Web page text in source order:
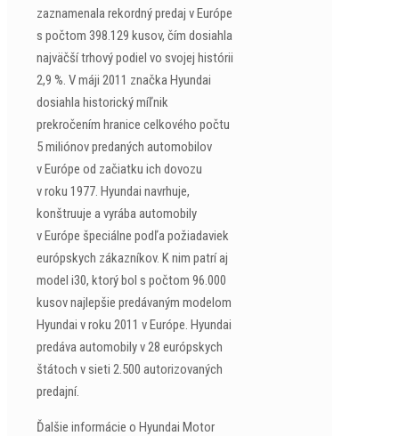
zaznamenala rekordný predaj v Európe
s počtom 398.129 kusov, čím dosiahla
najväčší trhový podiel vo svojej histórii
2,9 %. V máji 2011 značka Hyundai
dosiahla historický míľnik
prekročením hranice celkového počtu
5 miliónov predaných automobilov
v Európe od začiatku ich dovozu
v roku 1977. Hyundai navrhuje,
konštruuje a vyrába automobily
v Európe špeciálne podľa požiadaviek
európskych zákazníkov. K nim patrí aj
model i30, ktorý bol s počtom 96.000
kusov najlepšie predávaným modelom
Hyundai v roku 2011 v Európe. Hyundai
predáva automobily v 28 európskych
štátoch v sieti 2.500 autorizovaných
predajní.
Ďalšie informácie o Hyundai Motor